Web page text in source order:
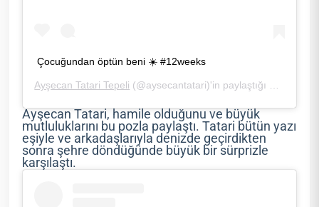
Çocuğundan öptün beni ☀️ #12weeks
Ayşecan Tatari Tepeli (@aysecantatari)'in paylaştığı bir gönderi (
Ayşecan Tatari, hamile olduğunu ve büyük
mutluluklarını bu pozla paylaştı. Tatari bütün yazı
eşiyle ve arkadaşlarıyla denizde geçirdikten
sonra şehre döndüğünde büyük bir sürprizle
karşılaştı.